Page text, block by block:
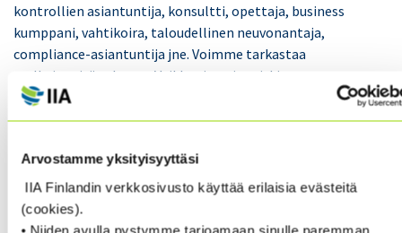
Arvostamme yksityisyyttäsi
IIA Finlandin verkkosivusto käyttää erilaisia evästeitä
(cookies).
• Niiden avulla pystymme tarjoamaan sinulle paremman
kontrollien asiantuntija, konsultti, opettaja, business
kumppani, vahtikoira, taloudellinen neuvonantaja,
compliance-asiantuntija jne. Voimme tarkastaa
melkein mitä tahansa. Vaikka tiettyjen riskien
tarkastaminen edellyttää erityisasiantuntemusta,
”sinun ei tarvitse olla klovni tarkastaaksesi sirkusta”
voimme tarkastaa melkein mitä tahansa, emme voi
tarkastaa kaikkea.